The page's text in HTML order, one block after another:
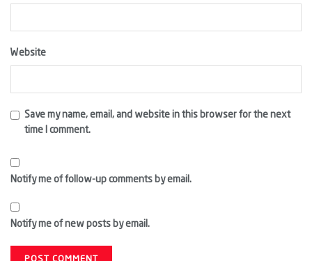
Website
Save my name, email, and website in this browser for the next
time I comment.
Notify me of follow-up comments by email.
Notify me of new posts by email.